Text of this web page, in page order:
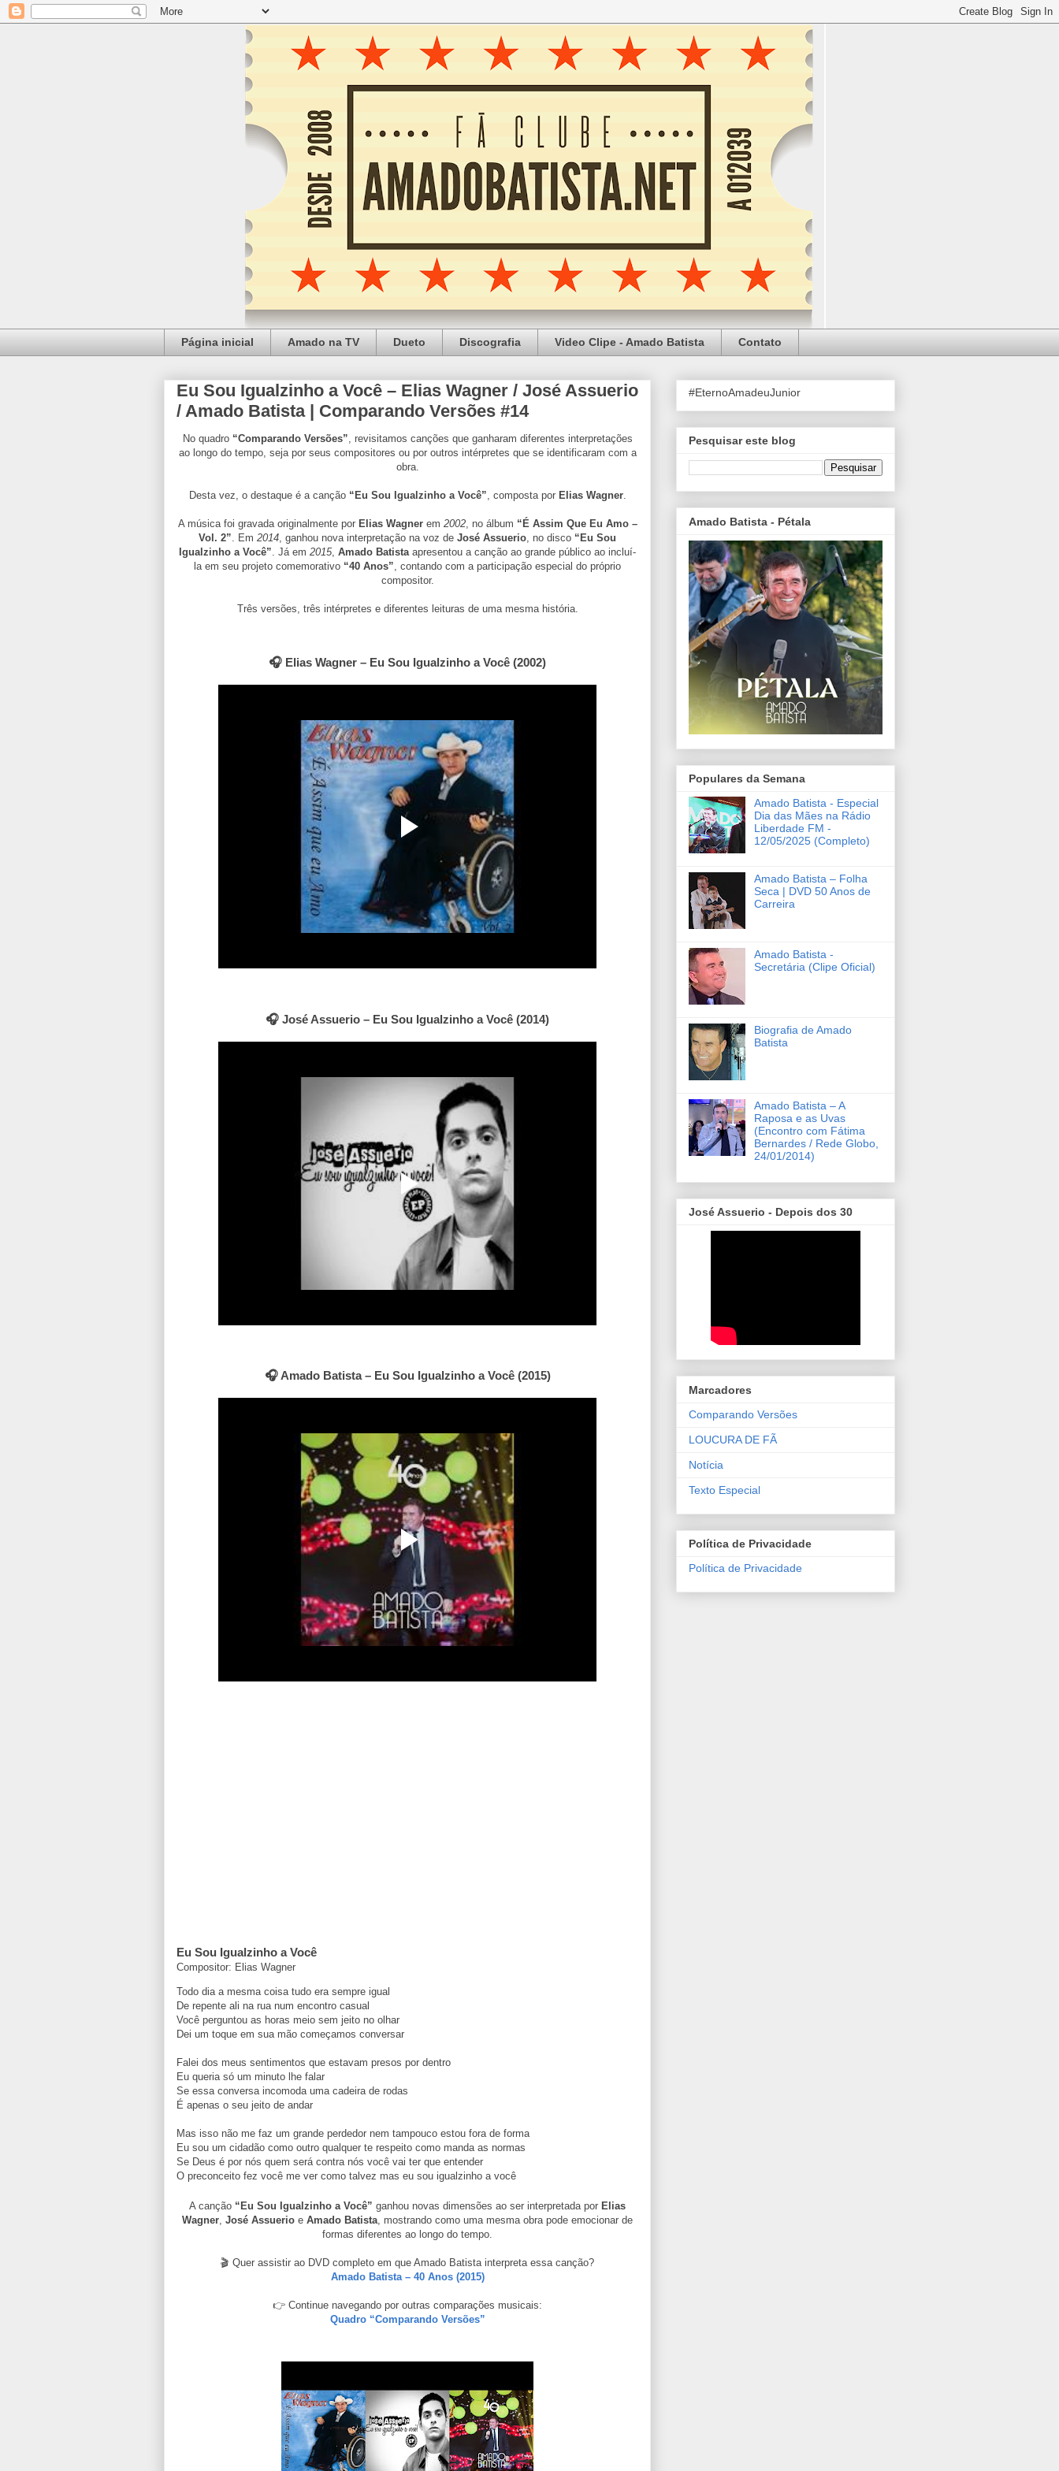
Página inicial Amado na TV Dueto Discografia Video Clipe - Amado Batista Contato
Eu Sou Igualzinho a Você – Elias Wagner / José Assuerio
/ Amado Batista | Comparando Versões #14
No quadro “Comparando Versões” , revisitamos canções que ganharam diferentes interpretações
ao longo do tempo, seja por seus compositores ou por outros intérpretes que se identificaram com a
obra.
Desta vez, o destaque é a canção “Eu Sou Igualzinho a Você” , composta por Elias Wagner.
A música foi gravada originalmente por Elias Wagnerem 2002, no álbum “É Assim Que Eu Amo –
Vol. 2” . Em 2014 , ganhou nova interpretação na voz de José Assuerio , no disco “Eu Sou
Igualzinho a Você” . Já em 2015, Amado Batista apresentou a canção ao grande público ao incluí-
la em seu projeto comemorativo “40 Anos” , contando com a participação especial do próprio
compositor.
Três versões, três intérpretes e diferentes leituras de uma mesma história.
🎧 Elias Wagner – Eu Sou Igualzinho a Você (2002)
🎧 José Assuerio – Eu Sou Igualzinho a Você (2014)
🎧 Amado Batista – Eu Sou Igualzinho a Você (2015)
Eu Sou Igualzinho a Você
Compositor: Elias Wagner
Todo dia a mesma coisa tudo era sempre igual
De repente ali na rua num encontro casual
Você perguntou as horas meio sem jeito no olhar
Dei um toque em sua mão começamos conversar
Falei dos meus sentimentos que estavam presos por dentro
Eu queria só um minuto lhe falar
Se essa conversa incomoda uma cadeira de rodas
É apenas o seu jeito de andar
Mas isso não me faz um grande perdedor nem tampouco estou fora de forma
Eu sou um cidadão como outro qualquer te respeito como manda as normas
Se Deus é por nós quem será contra nós você vai ter que entender
O preconceito fez você me ver como talvez mas eu sou igualzinho a você
A canção “Eu Sou Igualzinho a Você” ganhou novas dimensões ao ser interpretada por Elias
Wagner José Assuerio e Amado Batista , mostrando como uma mesma obra pode emocionar de
formas diferentes ao longo do tempo.
🎬 Quer assistir ao DVD completo em que Amado Batista interpreta essa canção?
Amado Batista – 40 Anos (2015)
👉 Continue navegando por outras comparações musicais:
Quadro “Comparando Versões”
#EternoAmadeuJunior
Pesquisar este blog
Amado Batista - Pétala
Populares da Semana
Amado Batista - Especial
Dia das Mães na Rádio
Liberdade FM -
12/05/2025 (Completo)
Amado Batista – Folha
Seca | DVD 50 Anos de
Carreira
Amado Batista -
Secretária (Clipe Oficial)
Biografia de Amado
Batista
Amado Batista – A
Raposa e as Uvas
(Encontro com Fátima
Bernardes / Rede Globo,
24/01/2014)
José Assuerio - Depois dos 30
Marcadores
Comparando Versões
LOUCURA DE FÃ
Notícia
Texto Especial
Política de Privacidade
Política de Privacidade